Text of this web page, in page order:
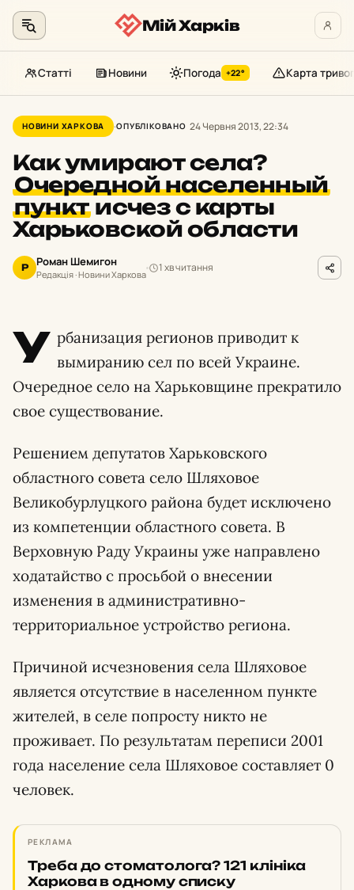
до
контенту
Мій Харків
Статті Новини Погода +22° Карта тривог
НОВИНИ ХАРКОВА ОПУБЛІКОВАНО 24 Червня 2013, 22:34
Как умирают села?
Очередной населенный
пунктисчез с карты
Харьковской области
Р Роман Шемигон
Редакція · Новини Харкова
1 хв читання
У рбанизация регионов приводит к
вымиранию сел по всей Украине.
Очередное село на Харьковщине прекратило
свое существование.
Решением депутатов Харьковского
областного совета село Шляховое
Великобурлуцкого района будет исключено
из компетенции областного совета. В
Верховную Раду Украины уже направлено
ходатайство с просьбой о внесении
изменения в административно-
территориальное устройство региона.
Причиной исчезновения села Шляховое
является отсутствие в населенном пункте
жителей, в селе попросту никто не
проживает. По результатам переписи 2001
года население села Шляховое составляет 0
человек.
РЕКЛАМА
Треба до стоматолога? 121 клініка
Харкова в одному списку